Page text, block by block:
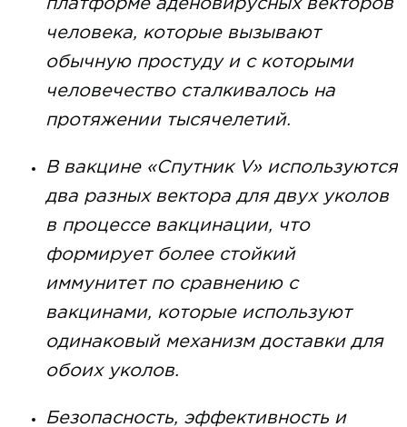
платформе аденовирусных векторов
человека, которые вызывают
обычную простуду и с которыми
человечество сталкивалось на
протяжении тысячелетий.
В вакцине «Спутник V» используются
два разных вектора для двух уколов
в процессе вакцинации, что
формирует более стойкий
иммунитет по сравнению с
вакцинами, которые используют
одинаковый механизм доставки для
обоих уколов.
Безопасность, эффективность и